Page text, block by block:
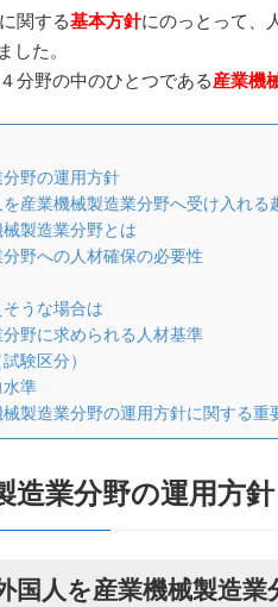
関する基本方針にのっとって、
した。
分野の中のひとつである産業機
野の運用方針
産業機械製造業分野へ受け入れる
製造業分野とは
野への人材確保の必要性
うな場合は
野に求められる人材基準
験区分）
水準
製造業分野の運用方針に関する重
造業分野の運用方針
国人を産業機械製造